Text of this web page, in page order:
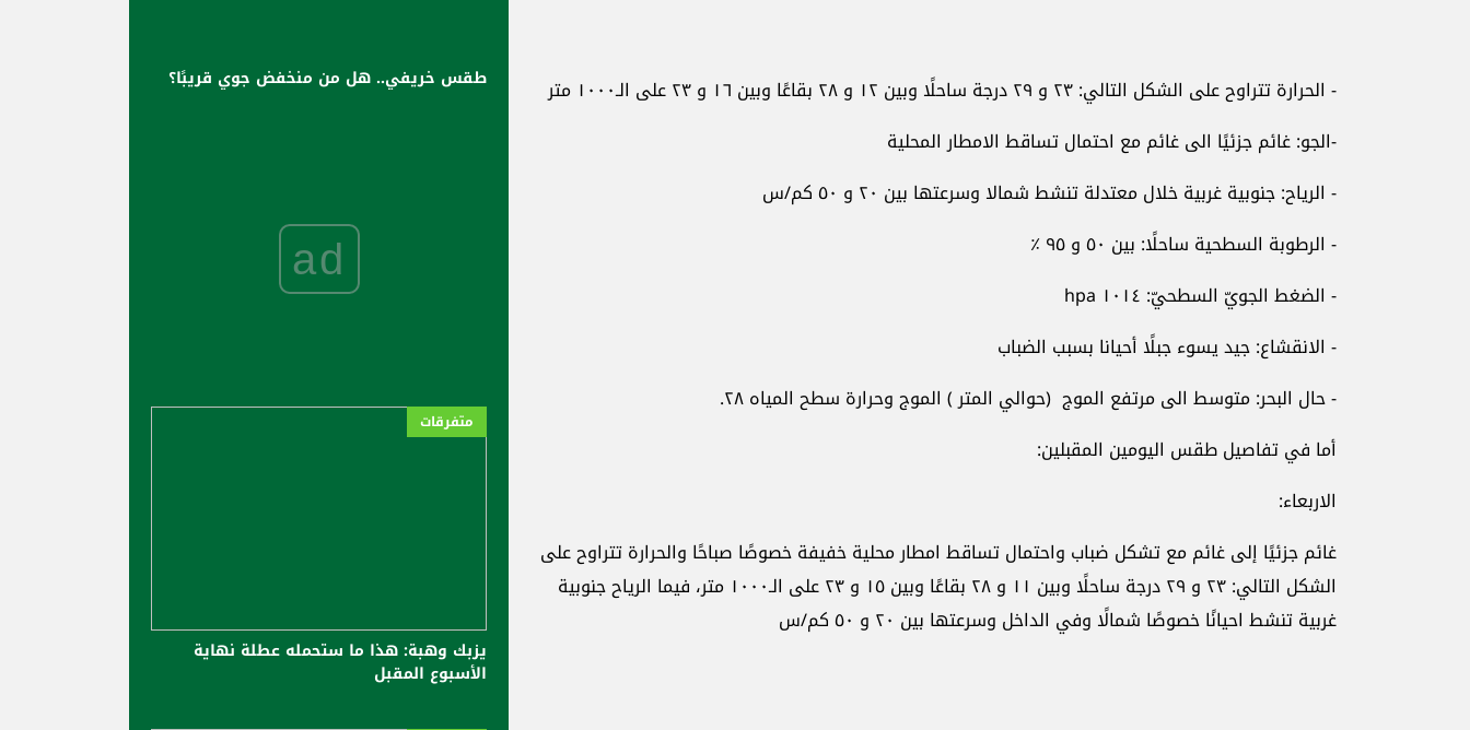
- الحرارة تتراوح على الشكل التالي: ٢٣ و ٢٩ درجة ساحلًا وبين ١٢ و ٢٨ بقاعًا وبين ١٦ و ٢٣ على الـ١٠٠٠ متر
-الجو: غائم جزئيًا الى غائم مع احتمال تساقط الامطار المحلية
- الرياح: جنوبية غربية خلال معتدلة تنشط شمالا وسرعتها بين ٢٠ و ٥٠ كم/س
- الرطوبة السطحية ساحلًا: بين ٥٠ و ٩٥ ٪؜
- الضغط الجويّ السطحيّ: ١٠١٤ hpa
- الانقشاع: جيد يسوء جبلًا أحيانا بسبب الضباب
- حال البحر: متوسط الى مرتفع الموج (حوالي المتر ) الموج وحرارة سطح المياه ٢٨.
أما في تفاصيل طقس اليومين المقبلين:
الاربعاء:
غائم جزئيًا إلى غائم مع تشكل ضباب واحتمال تساقط امطار محلية خفيفة خصوصًا صباحًا والحرارة تتراوح على
الشكل التالي: ٢٣ و ٢٩ درجة ساحلًا وبين ١١ و ٢٨ بقاعًا وبين ١٥ و ٢٣ على الـ١٠٠٠ متر، فيما الرياح جنوبية
غربية تنشط احيانًا خصوصًا شمالًا وفي الداخل وسرعتها بين ٢٠ و ٥٠ كم/س
طقس خريفي.. هل من منخفض جوي قريبًا؟
ad
متفرقات
يزبك وهبة: هذا ما ستحمله عطلة نهاية
الأسبوع المقبل